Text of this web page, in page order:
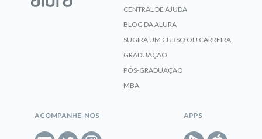
CENTRAL DE AJUDA
BLOG DA ALURA
SUGIRA UM CURSO OU CARREIRA
GRADUAÇÃO
PÓS-GRADUAÇÃO
MBA
ACOMPANHE-NOS APPS